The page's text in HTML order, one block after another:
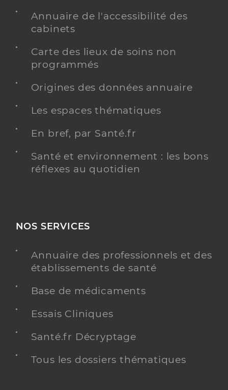
Annuaire de l'accessibilité des
cabinets
Carte des lieux de soins non
programmés
Origines des données annuaire
Les espaces thématiques
En bref, par Santé.fr
Santé et environnement : les bons
réflexes au quotidien
NOS SERVICES
Annuaire des professionnels et des
établissements de santé
Base de médicaments
Essais Cliniques
Santé.fr Décryptage
Tous les dossiers thématiques